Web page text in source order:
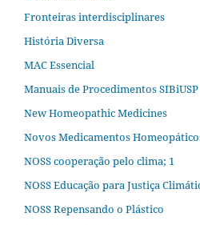
Fronteiras interdisciplinares
História Diversa
MAC Essencial
Manuais de Procedimentos SIBiUSP
New Homeopathic Medicines
Novos Medicamentos
NOSS cooperação pelo clima; 1
NOSS Educação para Justiça
NOSS Repensando o Plástico